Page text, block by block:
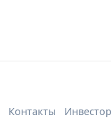
Контакты